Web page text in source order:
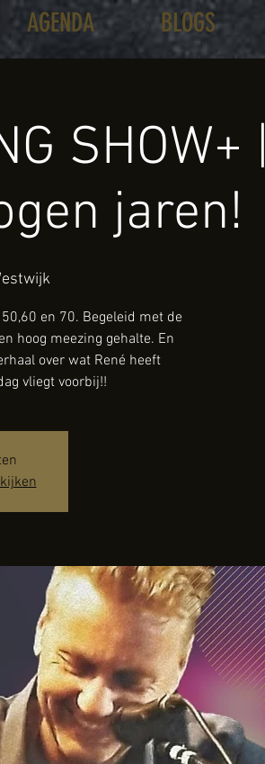
AGENDA BLOGS
SHOW+ |
jaren!
en 70. Begeleid met de
hoog meezing gehalte. En
over wat René heeft
vliegt voorbij!!